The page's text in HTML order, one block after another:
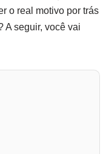
o real motivo por trás
A seguir, você vai